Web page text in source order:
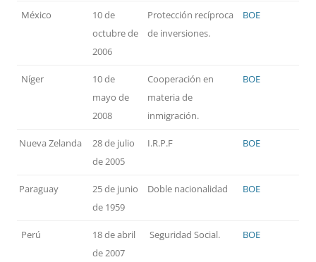
México
10 de
octubre de
2006
Protección recíproca
de inversiones.
BOE
Níger
10 de
mayo de
2008
Cooperación en
materia de
inmigración.
BOE
Nueva Zelanda
28 de julio
de 2005
I.R.P.F BOE
Paraguay
25 de junio
de 1959
Doble nacionalidad BOE
Perú
18 de abril
de 2007
Seguridad Social. BOE